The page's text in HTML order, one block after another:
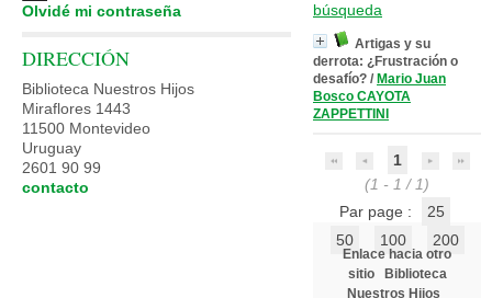
búsqueda
Artigas y su
derrota: ¿Frustración o
desafío? / Mario Juan
Bosco CAYOTA
ZAPPETTINI
1
(1 - 1 / 1)
Par page :
25
50
100 200
Enlace hacia otro
sitio
Biblioteca
Nuestros Hijos
Olvidé mi contraseña
DIRECCIÓN
Biblioteca Nuestros Hijos
Miraflores 1443
11500 Montevideo
Uruguay
2601 90 99
contacto